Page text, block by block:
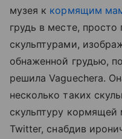
музея к кормящим
грудь в месте, просто
скульптурами,
обнаженной грудью,
решила Vaguechera.
несколько таких
скульптуру
Twitter, снабдив